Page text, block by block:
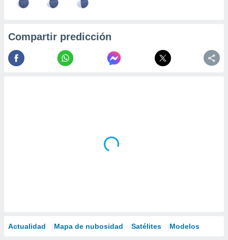
Compartir predicción
Actualidad Mapa de nubosidad Satélites Modelos